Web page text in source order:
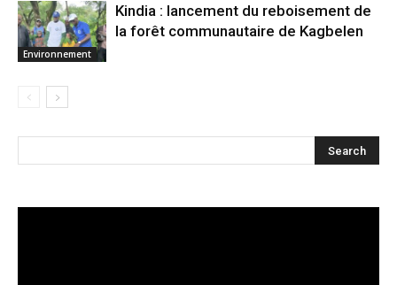
Environnement
Kindia : lancement du reboisement de
la forêt communautaire de Kagbelen